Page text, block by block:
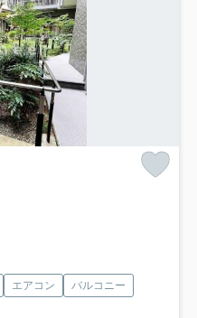
エアコン
バルコニー